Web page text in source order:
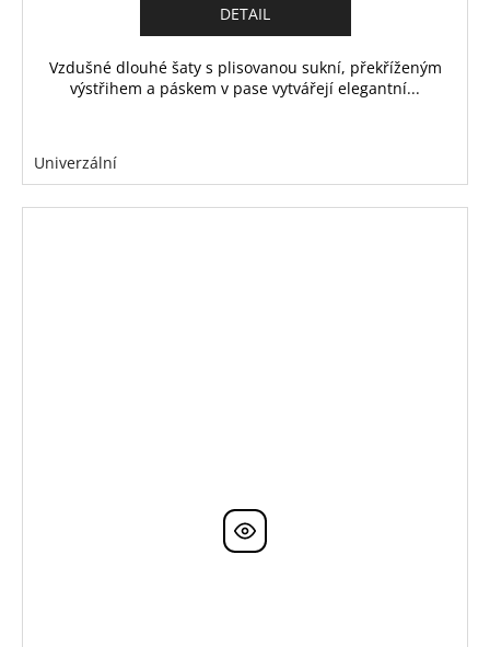
DETAIL
Vzdušné dlouhé šaty s plisovanou sukní, překříženým
výstřihem a páskem v pase vytvářejí elegantní...
Univerzální